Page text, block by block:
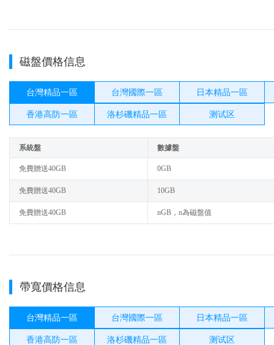
磁盤價格信息
台灣精品一區 台灣國際一區 日本精品一區
香港高防一區 洛杉磯精品一區 测试区
系統盤 數據盤
免費贈送40GB 0GB
免費贈送40GB 10GB
免費贈送40GB nGB，n為磁盤值
帶寬價格信息
台灣精品一區 台灣國際一區 日本精品一區
香港高防一區 洛杉磯精品一區 测试区